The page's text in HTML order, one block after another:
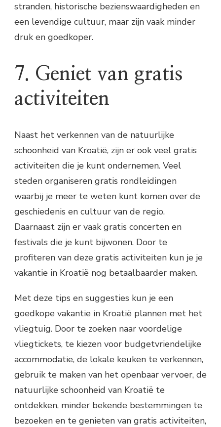
stranden, historische bezienswaardigheden en
een levendige cultuur, maar zijn vaak minder
druk en goedkoper.
7. Geniet van gratis
activiteiten
Naast het verkennen van de natuurlijke
schoonheid van Kroatië, zijn er ook veel gratis
activiteiten die je kunt ondernemen. Veel
steden organiseren gratis rondleidingen
waarbij je meer te weten kunt komen over de
geschiedenis en cultuur van de regio.
Daarnaast zijn er vaak gratis concerten en
festivals die je kunt bijwonen. Door te
profiteren van deze gratis activiteiten kun je je
vakantie in Kroatië nog betaalbaarder maken.
Met deze tips en suggesties kun je een
goedkope vakantie in Kroatië plannen met het
vliegtuig. Door te zoeken naar voordelige
vliegtickets, te kiezen voor budgetvriendelijke
accommodatie, de lokale keuken te verkennen,
gebruik te maken van het openbaar vervoer, de
natuurlijke schoonheid van Kroatië te
ontdekken, minder bekende bestemmingen te
bezoeken en te genieten van gratis activiteiten,